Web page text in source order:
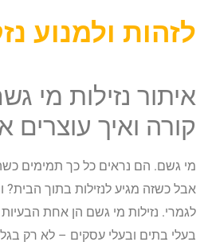
לזהות ולמנוע
איתור נזילות מי
קורה ואיך עוצרים
מי גשם. הם נראים כל כך תמימים
אבל כשזה מגיע לנזילות בתוך הבית?
לגמרי. נזילות מי גשם הן אחת
בעלי בתים ובעלי עסקים – לא רק